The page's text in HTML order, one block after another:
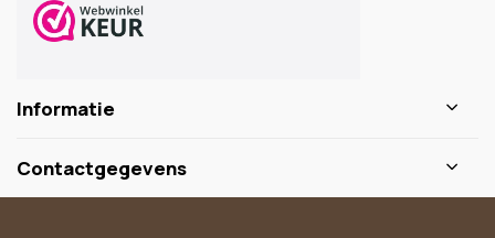
Informatie
Contactgegevens